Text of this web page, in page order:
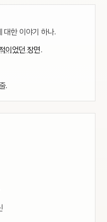
대한 이야기 하나.
이었던 장면.
.